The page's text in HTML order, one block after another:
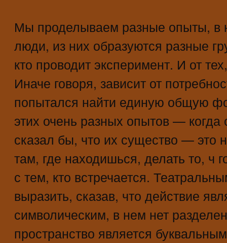
Мы проделываем разные опыты, в
люди, из них образуются разные
кто проводит эксперимент. И от
Иначе говоря, зависит от
попытался найти единую общую
этих очень разных опытов —
сказал бы, что их существо — это
там, где находишься, делать то, ч
с тем, кто встречается.
выразить, сказав, что действие
символическим, в нем нет
пространство является